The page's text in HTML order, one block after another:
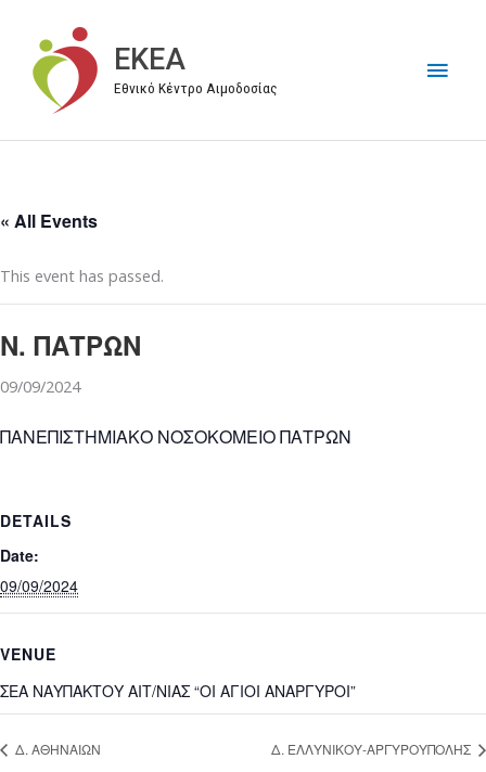
περιεχόμενο
EKEA
Εθνικό Κέντρο Αιμοδοσίας
« All Events
This event has passed.
Ν. ΠΑΤΡΩΝ
09/09/2024
ΠΑΝΕΠΙΣΤΗΜΙΑΚΟ ΝΟΣΟΚΟΜΕΙΟ ΠΑΤΡΩΝ
DETAILS
Date:
09/09/2024
VENUE
ΣΕΑ ΝΑΥΠΑΚΤΟΥ ΑΙΤ/ΝΙΑΣ “ΟΙ ΑΓΙΟΙ ΑΝΑΡΓΥΡΟΙ”
Δ. ΑΘΗΝΑΙΩΝ Δ. ΕΛΛΥΝΙΚΟΥ-ΑΡΓΥΡΟΥΠΟΛΗΣ